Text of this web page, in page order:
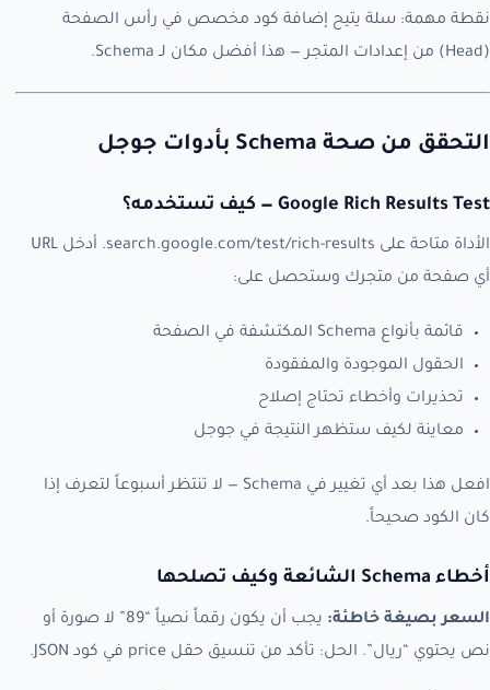
نقطة مهمة: سلة يتيح إضافة كود مخصص في رأس الصفحة
(Head) من إعدادات المتجر — هذا أفضل مكان لـ Schema.
التحقق من صحة Schema بأدوات جوجل
Google Rich Results Test — كيف تستخدمه؟
الأداة متاحة على search.google.com/test/rich-results. أدخل URL
أي صفحة من متجرك وستحصل على:
قائمة بأنواع Schema المكتشفة في الصفحة
الحقول الموجودة والمفقودة
تحذيرات وأخطاء تحتاج إصلاح
معاينة لكيف ستظهر النتيجة في جوجل
افعل هذا بعد أي تغيير في Schema — لا تنتظر أسبوعاً لتعرف إذا
كان الكود صحيحاً.
أخطاء Schema الشائعة وكيف تصلحها
السعر بصيغة خاطئة:
يجب أن يكون رقماً نصياً “89” لا صورة أو
نص يحتوي “ريال”. الحل: تأكد من تنسيق حقل price في كود JSON.